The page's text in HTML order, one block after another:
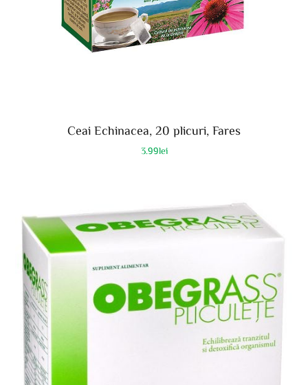
Ceai Echinacea, 20 plicuri, Fares
3.99lei